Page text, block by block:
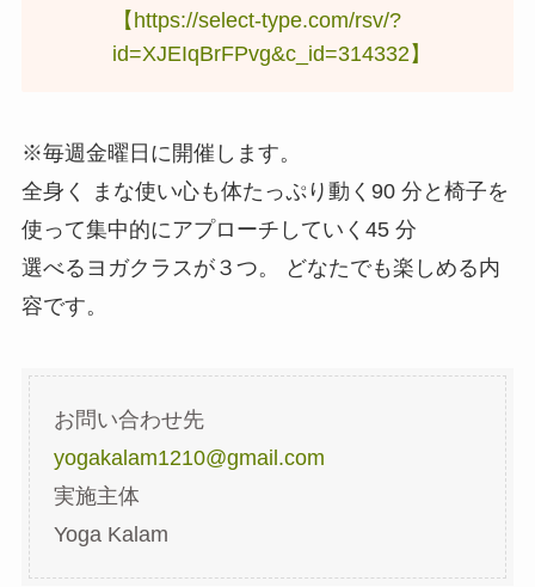
【https://select-type.com/rsv/?
id=XJEIqBrFPvg&c_id=314332】
※毎週金曜日に開催します。
全身く まな使い心も体たっぷり動く90 分と椅子を
使って集中的にアプローチしていく45 分
選べるヨガクラスが３つ。 どなたでも楽しめる内
容です。
お問い合わせ先
yogakalam1210@gmail.com
実施主体
Yoga Kalam